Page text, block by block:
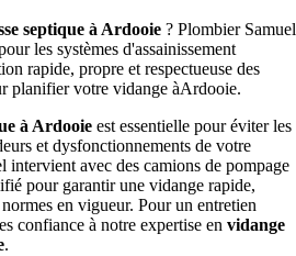
septique à Ardooie ? Plombier Samuel
les systèmes d'assainissement
rapide, propre et respectueuse des
planifier votre vidange àArdooie.
à Ardooie est essentielle pour éviter les
et dysfonctionnements de votre
intervient avec des camions de pompage
pour garantir une vidange rapide,
en vigueur. Pour un entretien
confiance à notre expertise en vidange
.